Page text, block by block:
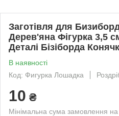
Заготівля для
Дерев'яна Фігурка 3,5
Деталі Бізіборда
В наявності
Код: Фигурка Лошадка
10 ₴
Мінімальна сума замовлення